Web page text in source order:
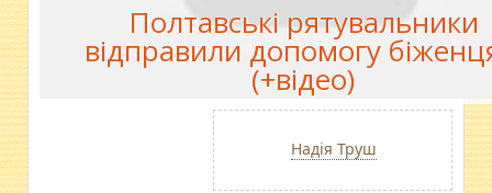
Полтавські рятувальники
відправили допомогу
(+відео)
Надія Труш